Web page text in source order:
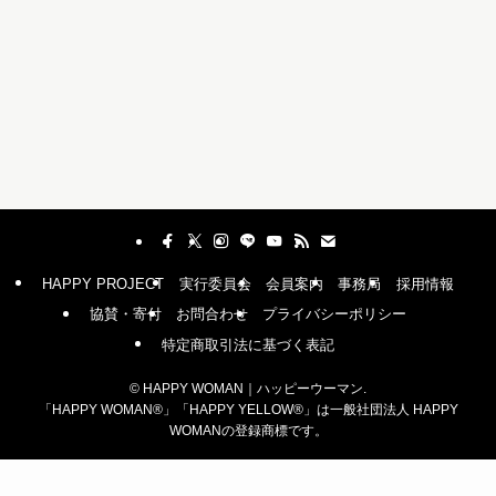
HAPPY PROJECT 実行委員会 会員案内 事務局
採用情報
協賛・寄付
お問合わせ
プライバシーポリシー
特定商取引法に基づく表記
© HAPPY WOMAN｜ハッピーウーマン.
「HAPPY WOMAN®︎」「HAPPY YELLOW®︎」は一般社団法人 HAPPY
WOMANの登録商標です。